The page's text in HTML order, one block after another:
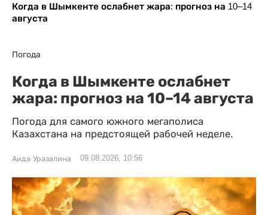
Когда в Шымкенте ослабнет жара: прогноз на 10–14
августа
Погода
Когда в Шымкенте ослабнет
жара: прогноз на 10–14 августа
Погода для самого южного мегаполиса
Казахстана на предстоящей рабочей неделе.
Аида Уразалина 09.08.2026, 10:56